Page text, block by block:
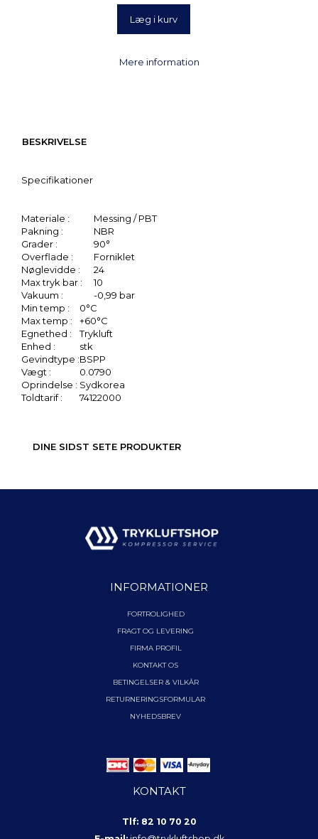
Læg i kurv
Mere information
BESKRIVELSE
Specifikationer
Materiale :
Messing / PBT
Pakning :
NBR
Grader :
90°
Overflade :
Forniklet
Nøglevidde :
24
Max tryk bar :
10
Vakuum :
-0,99 bar
Min temp :
0°C
Max temp :
+60°C
Egnethed :
Trykluft
Enhed :
stk
Gevindtype :BSPP
Vægt :
0.0790
Oprindelse : Sydkorea
Toldtarif :
74122000
DINE SIDST SETE PRODUKTER
INFORMATIONER
FORTROLIGHED
FRAGT OG LEVERING
FIRMA PROFIL
KONTAKT OS
BETINGELSER & VILKÅR
RETURNERINGSFORMULAR
NYHEDSBREV
KONTAKT
Tlf: 82 10 70 20